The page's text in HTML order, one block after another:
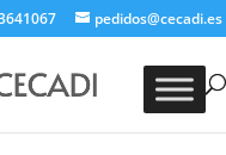
pedidos@cecadi.es
BUSCAR